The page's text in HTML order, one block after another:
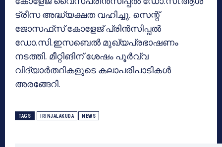
ട്രീസ അദ്ധ്യക്ഷത വഹിച്ചു. സെന്റ്
ജോസഫ്‌സ് കോളേജ് പ്രിന്‍സിപ്പല്‍
ഡോ.സി.ഇസബെല്‍ മുഖ്യപ്രഭാഷണം
നടത്തി. മീറ്റിങിന് ശേഷം പൂര്‍വ്വ
വിദ്യാര്‍ത്ഥികളുടെ കലാപരിപാടികള്‍
അരങ്ങേറി.
TAGS IRINJALAKUDA NEWS